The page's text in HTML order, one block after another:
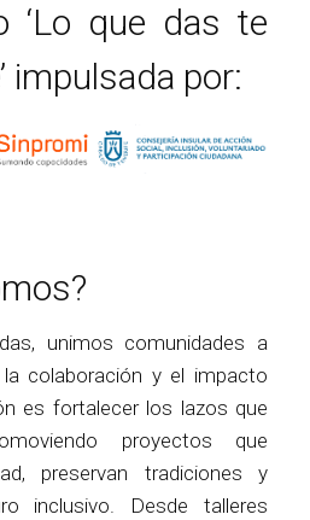
‘Lo que das te
impulsada por:
unimos comunidades a
colaboración y el impacto
es fortalecer los lazos que
proyectos que
preservan tradiciones y
inclusivo. Desde talleres